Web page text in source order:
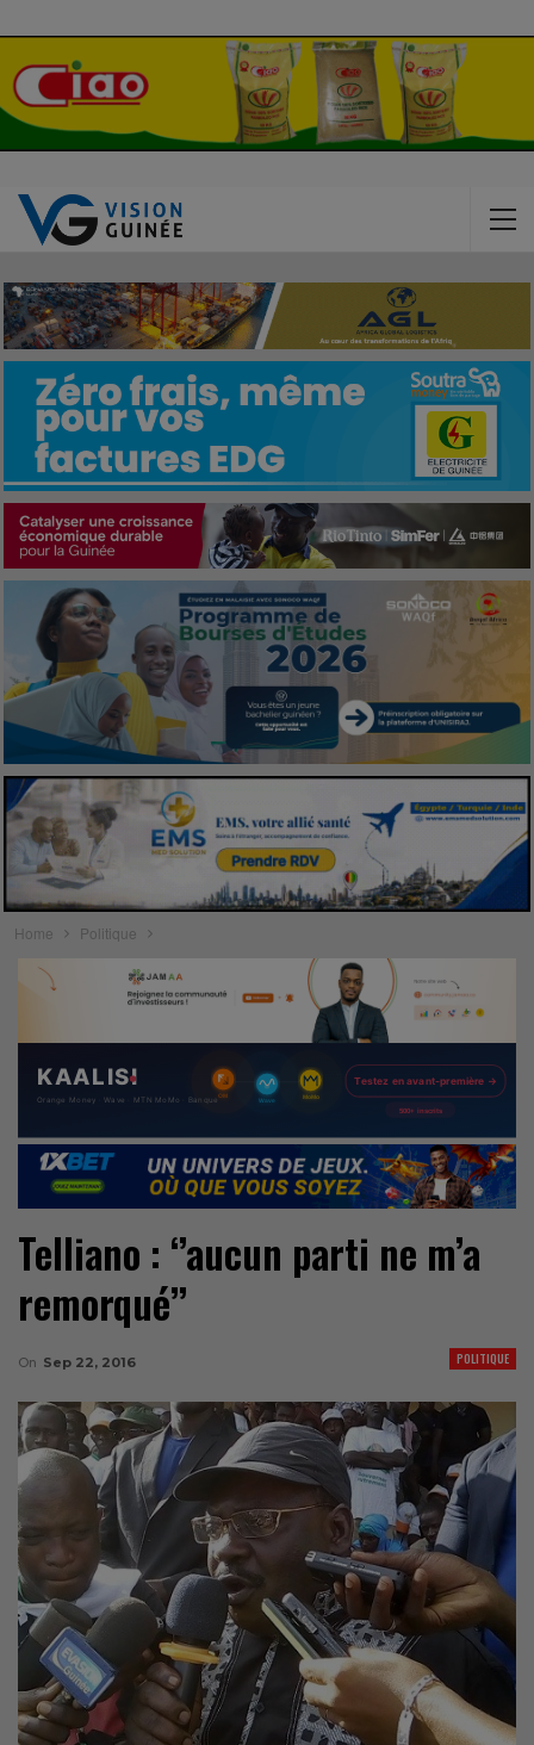
Home Politique
Telliano : ‘’aucun parti ne m’a
remorqué’’
POLITIQUE
On Sep 22, 2016